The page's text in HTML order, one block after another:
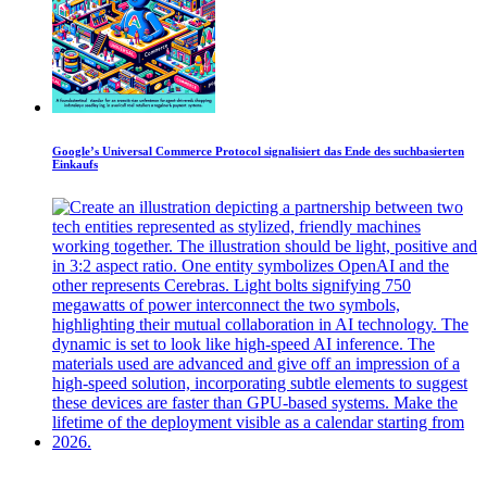
Google’s Universal Commerce Protocol signalisiert das Ende des suchbasierten
Einkaufs